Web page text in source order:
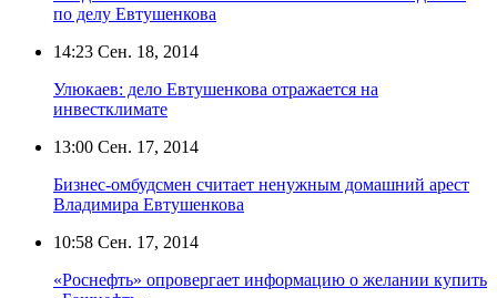
по делу Евтушенкова
14:23 Сен. 18, 2014
Улюкаев: дело Евтушенкова отражается на
инвестклимате
13:00 Сен. 17, 2014
Бизнес-омбудсмен считает ненужным домашний арест
Владимира Евтушенкова
10:58 Сен. 17, 2014
«Роснефть» опровергает информацию о желании купить